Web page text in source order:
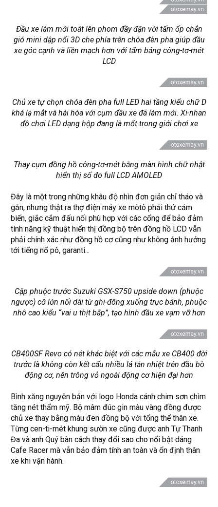
Đầu xe làm mới toát lên phom đầy đặn với tấm ốp chắn
gió mini dập nổi 3D che phía trên chóa đèn pha giúp đầu
xe góc cạnh và liền mạch hơn với tấm bảng công-tơ-mét
LCD
Chủ xe tự chọn chóa đèn pha full LED hai tầng kiểu chữ D
khá lạ mắt và hài hòa với cụm đầu xe đã làm mới. Xi-nhan
đồ chơi LED dạng hộp đang là mốt trong giới chơi xe
Thay cụm đồng hồ công-tơ-mét bằng màn hình chữ nhật
hiển thị số đo full LCD AMOLED
Đây là một trong những khâu độ nhìn đơn giản chỉ tháo và
gắn, nhưng thật ra thợ điện máy xe môtô phải thử cảm
biến, giắc cắm đấu nối phù hợp với các cổng để bảo đảm
tính năng kỹ thuật hiển thị đồng bộ trên đồng hồ LCD vẫn
phải chính xác như đồng hồ cơ cũng như không ảnh hưởng
tới tiếng nổ pô, garanti...
Cặp phuộc trước Suzuki GSX-S750 upside down (phuộc
ngược) cỡ lớn nối dài từ ghi-đông xuống trục bánh, phuộc
nhô cao kiểu “vai u thịt bắp”, tạo hình đầu xe vạm vỡ hơn
CB400SF Revo có nét khác biệt với các mẫu xe CB400 đời
trước là không còn kết cấu nhiều lá tản nhiệt trên đầu bò
động cơ, nên trông vỏ ngoài động cơ hiện đại hơn
Bình xăng nguyên bản với logo Honda cánh chim sơn chìm
tăng nét thẩm mỹ. Bộ mâm đúc gin màu vàng đồng được
chủ xe thay bằng màu đen đồng bộ với tổng thể thân xe.
Từng cen-ti-mét khung sườn xe cũng được anh Tự Thanh
Đa và anh Quý bàn cách thay đổi sao cho nổi bật dáng
Cafe Racer mà vẫn bảo đảm tính an toàn và ổn định thân
xe khi vận hành.